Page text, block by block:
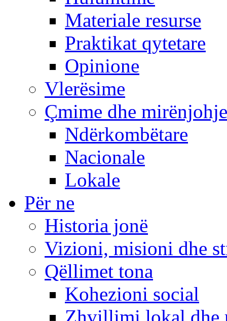
Materiale resurse
Praktikat qytetare
Opinione
Vlerësime
Çmime dhe mirënjohje
Ndërkombëtare
Nacionale
Lokale
Për ne
Historia jonë
Vizioni, misioni dhe
Qëllimet tona
Kohezioni social
Zhvillimi lokal dhe